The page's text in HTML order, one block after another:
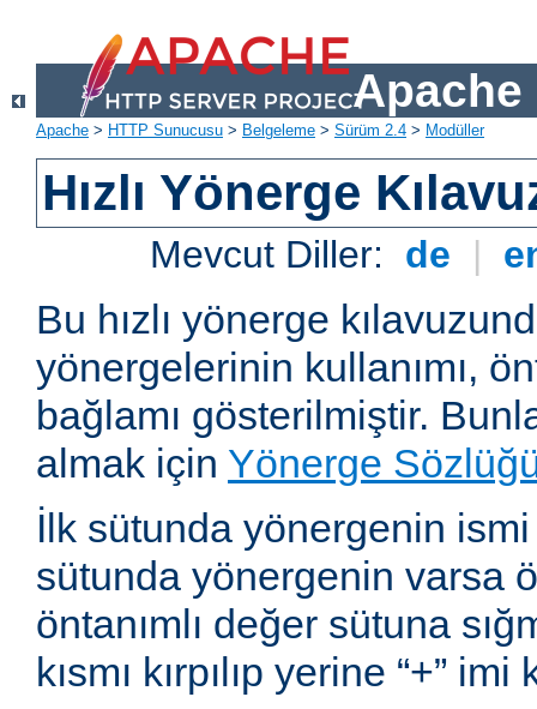
Apache
Apache > HTTP Sunucusu > Belgeleme > Sürüm 2.4 > Modüller
Hızlı Yönerge
Mevcut Diller: de |
Bu hızlı yönerge
yönergelerinin kullanımı,
bağlamı gösterilmiştir.
almak için Yönerge
İlk sütunda yönergenin
sütunda yönergenin varsa
öntanımlı değer sütuna
kısmı kırpılıp yerine “+”